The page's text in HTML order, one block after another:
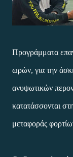
Προγράμματα
ωρών, για την
ανυψωτικών
κατατάσσονται
μεταφοράς